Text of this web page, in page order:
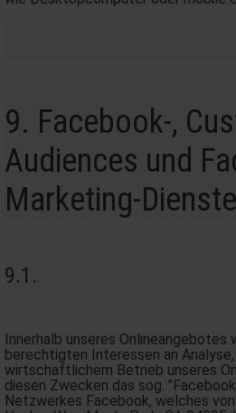
9. Facebook-,
Audiences und
Marketing-Dienste
9.1.
Innerhalb unseres Onlineangebotes
berechtigten Interessen an
wirtschaftlichem Betrieb unseres
diesen Zwecken das sog.
Netzwerkes Facebook, welches